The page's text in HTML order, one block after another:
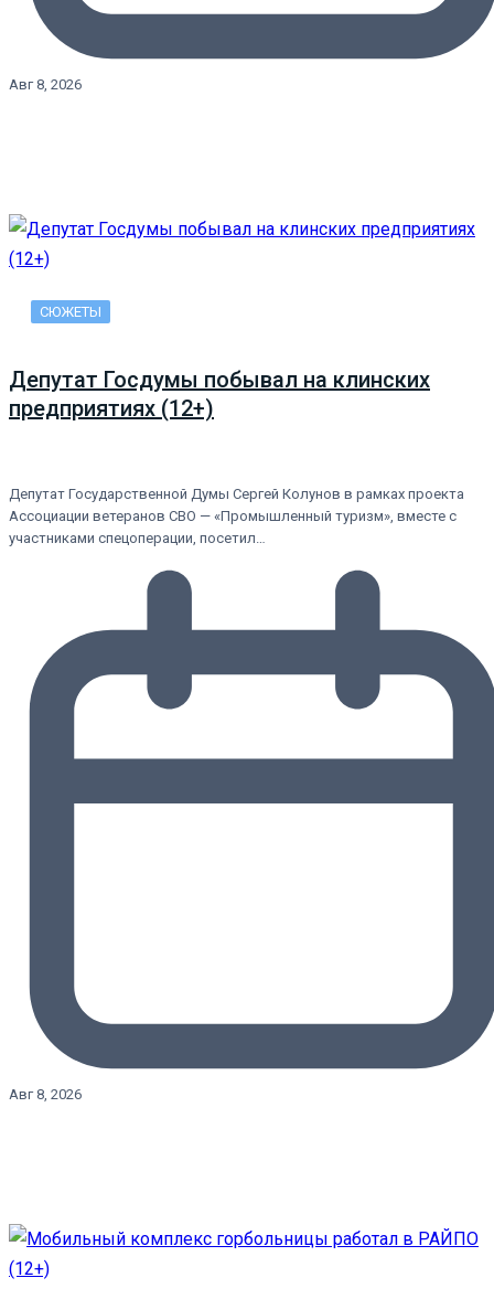
Авг 8, 2026
СЮЖЕТЫ
Депутат Госдумы побывал на клинских
предприятиях (12+)
Депутат Государственной Думы Сергей Колунов в рамках проекта
Ассоциации ветеранов СВО — «Промышленный туризм», вместе с
участниками спецоперации, посетил…
Авг 8, 2026